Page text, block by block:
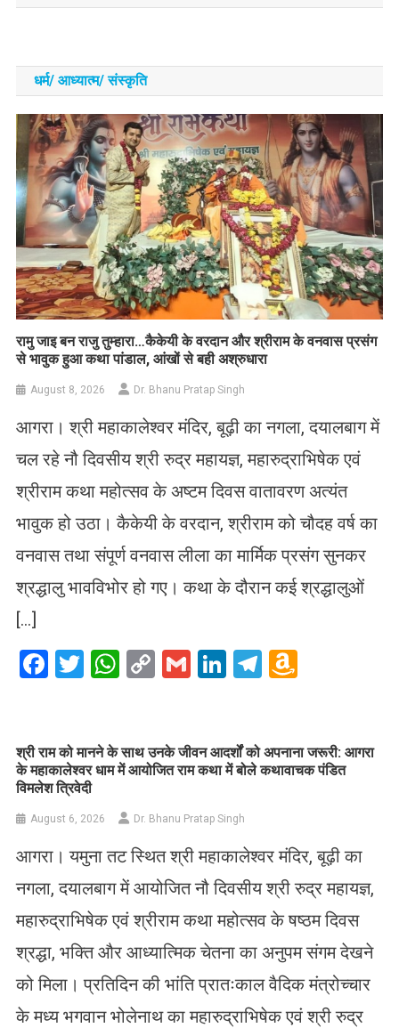
धर्म/ आध्‍यात्‍म/ संस्‍कृति
रामु जाइ बन राजु तुम्हारा…कैकेयी के वरदान और श्रीराम के वनवास प्रसंग
से भावुक हुआ कथा पांडाल, आंखों से बही अश्रुधारा
August 8, 2026 Dr. Bhanu Pratap Singh
आगरा। श्री महाकालेश्वर मंदिर, बूढ़ी का नगला, दयालबाग में
चल रहे नौ दिवसीय श्री रुद्र महायज्ञ, महारुद्राभिषेक एवं
श्रीराम कथा महोत्सव के अष्टम दिवस वातावरण अत्यंत
भावुक हो उठा। कैकेयी के वरदान, श्रीराम को चौदह वर्ष का
वनवास तथा संपूर्ण वनवास लीला का मार्मिक प्रसंग सुनकर
श्रद्धालु भावविभोर हो गए। कथा के दौरान कई श्रद्धालुओं
[…]
Facebook
Twitter
WhatsApp
CopyGmailLinkedIn
Telegram
​श्री राम को मानने के साथ उनके जीवन आदर्शों को अपनाना जरूरी: आगरा
के महाकालेश्वर धाम में आयोजित राम कथा में बोले कथावाचक पंडित
विमलेश त्रिवेदी
August 6, 2026 Dr. Bhanu Pratap Singh
आगरा। यमुना तट स्थित श्री महाकालेश्वर मंदिर, बूढ़ी का
नगला, दयालबाग में आयोजित नौ दिवसीय श्री रुद्र महायज्ञ,
महारुद्राभिषेक एवं श्रीराम कथा महोत्सव के षष्ठम दिवस
श्रद्धा, भक्ति और आध्यात्मिक चेतना का अनुपम संगम देखने
को मिला। प्रतिदिन की भांति प्रातःकाल वैदिक मंत्रोच्चार
के मध्य भगवान भोलेनाथ का महारुद्राभिषेक एवं श्री रुद्र